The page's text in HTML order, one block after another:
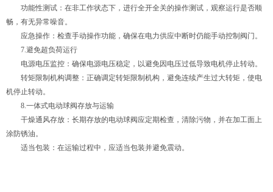
功能性测试：在非工作状态下，进行全开全关的操作测试，观察运行是否顺
畅，有无异常噪音。
应急操作：检查手动操作功能，确保在电力供应中断时仍能手动控制阀门。
7.避免超负荷运行
电源电压监控：确保电源电压稳定，以避免因电压过低导致电机停止转动。
转矩限制机构调整：正确调定转矩限制机构，避免连续产生过大转矩，使电
机停止转动。
8.一体式电动球阀存放与运输
干燥通风存放：长期存放的电动球阀应定期检查，清除污物，并在加工面上
涂防锈油。
适当包装：在运输过程中，应适当包装并避免震动。